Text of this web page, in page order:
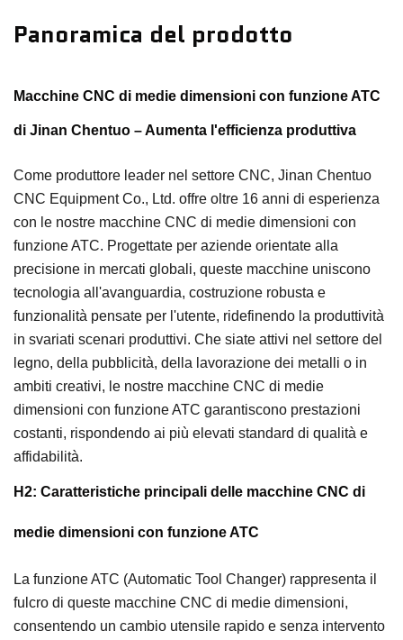
Panoramica del prodotto
Macchine CNC di medie dimensioni con funzione ATC
di Jinan Chentuo – Aumenta l'efficienza produttiva
Come produttore leader nel settore CNC, Jinan Chentuo
CNC Equipment Co., Ltd. offre oltre 16 anni di esperienza
con le nostre macchine CNC di medie dimensioni con
funzione ATC. Progettate per aziende orientate alla
precisione in mercati globali, queste macchine uniscono
tecnologia all'avanguardia, costruzione robusta e
funzionalità pensate per l'utente, ridefinendo la produttività
in svariati scenari produttivi. Che siate attivi nel settore del
legno, della pubblicità, della lavorazione dei metalli o in
ambiti creativi, le nostre macchine CNC di medie
dimensioni con funzione ATC garantiscono prestazioni
costanti, rispondendo ai più elevati standard di qualità e
affidabilità.
H2: Caratteristiche principali delle macchine CNC di
medie dimensioni con funzione ATC
La funzione ATC (Automatic Tool Changer) rappresenta il
fulcro di queste macchine CNC di medie dimensioni,
consentendo un cambio utensile rapido e senza intervento